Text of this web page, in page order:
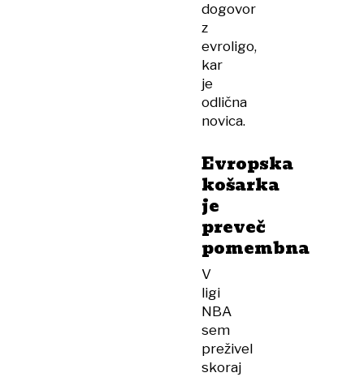
dogovor
z
evroligo,
kar
je
odlična
novica.
Evropska
košarka
je
preveč
pomembna
V
ligi
NBA
sem
preživel
skoraj